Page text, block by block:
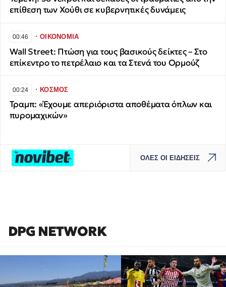
επίθεση των Χούθι σε κυβερνητικές δυνάμεις
00:46 ∙ΟΙΚΟΝΟΜΙΑ
Wall Street: Πτώση για τους βασικούς δείκτες – Στο
επίκεντρο το πετρέλαιο και τα Στενά του Ορμούζ
00:24 ∙ΚΟΣΜΟΣ
Τραμπ: «Έχουμε απεριόριστα αποθέματα όπλων και
πυρομαχικών»
ΟΛΕΣ ΟΙ ΕΙΔΗΣΕΙΣ
DPG NETWORK